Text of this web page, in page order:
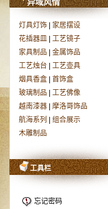
灯具灯饰
家居摆设
花插器皿
工艺镜子
家具制品
金属饰品
工艺烛台
工艺壶具
烟具香盒
首饰盒
玻璃制品
工艺佛像
越南漆器
摩洛哥饰品
航海系列
组合展示
木雕制品
工具栏
忘记密码